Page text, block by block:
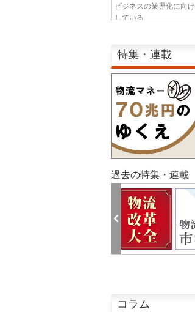
ビジネスの業界化に向
している...
特集・連載
過去の特集・連載
コラム